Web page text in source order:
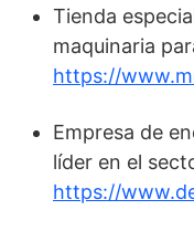
Tienda
maquinaria
https://
Empresa de
líder en el
https://